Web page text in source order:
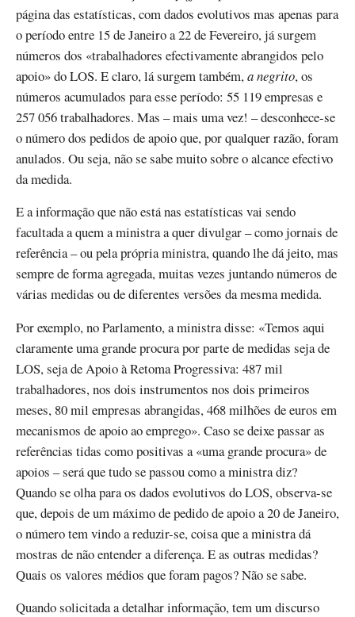
página das estatísticas, com dados evolutivos mas apenas para
o período entre 15 de Janeiro a 22 de Fevereiro, já surgem
números dos «trabalhadores efectivamente abrangidos pelo
apoio» do LOS. E claro, lá surgem também,a negrito, os
números acumulados para esse período: 55 119 empresas e
257 056 trabalhadores. Mas – mais uma vez! – desconhece-se
o número dos pedidos de apoio que, por qualquer razão, foram
anulados. Ou seja, não se sabe muito sobre o alcance efectivo
da medida.
E a informação que não está nas estatísticas vai sendo
facultada a quem a ministra a quer divulgar – como jornais de
referência – ou pela própria ministra, quando lhe dá jeito, mas
sempre de forma agregada, muitas vezes juntando números de
várias medidas ou de diferentes versões da mesma medida.
Por exemplo, no Parlamento, a ministra disse: «Temos aqui
claramente uma grande procura por parte de medidas seja de
LOS, seja de Apoio à Retoma Progressiva: 487 mil
trabalhadores, nos dois instrumentos nos dois primeiros
meses, 80 mil empresas abrangidas, 468 milhões de euros em
mecanismos de apoio ao emprego». Caso se deixe passar as
referências tidas como positivas a «uma grande procura» de
apoios – será que tudo se passou como a ministra diz?
Quando se olha para os dados evolutivos do LOS, observa-se
que, depois de um máximo de pedido de apoio a 20 de Janeiro,
o número tem vindo a reduzir-se, coisa que a ministra dá
mostras de não entender a diferença. E as outras medidas?
Quais os valores médios que foram pagos? Não se sabe.
Quando solicitada a detalhar informação, tem um discurso